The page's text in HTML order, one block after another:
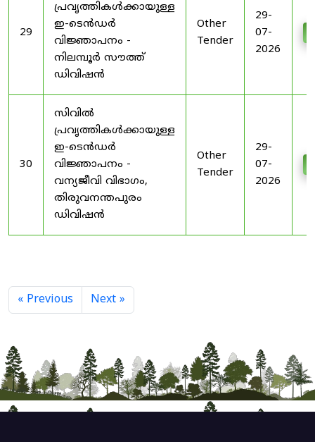
29
പ്രവൃത്തികൾക്കായുള്ള
ഇ-ടെൻഡർ
വിജ്ഞാപനം -
നിലമ്പൂർ സൗത്ത്
ഡിവിഷൻ
Other
Tender
29-
07-
2026
30
സിവിൽ
പ്രവൃത്തികൾക്കായുള്ള
ഇ-ടെൻഡർ
വിജ്ഞാപനം -
വന്യജീവി വിഭാഗം,
തിരുവനന്തപുരം
ഡിവിഷൻ
Other
Tender
29-
07-
2026
« Previous Next »